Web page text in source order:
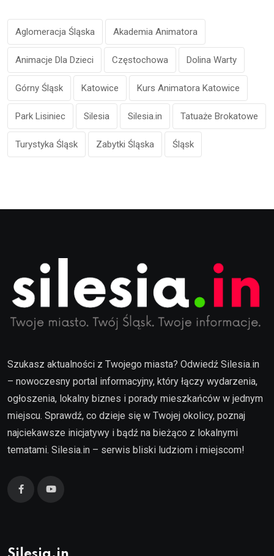
Aglomeracja Śląska Akademia Animatora
Animacje Dla Dzieci Częstochowa Dolina Warty
Górny Śląsk Katowice Kurs Animatora Katowice
Park Lisiniec Silesia Silesia.in Tatuaże Brokatowe
Turystyka Śląsk Zabytki Śląska Śląsk
Szukasz aktualności z Twojego miasta? Odwiedź Silesia.in
– nowoczesny portal informacyjny, który łączy wydarzenia,
ogłoszenia, lokalny biznes i porady mieszkańców w jednym
miejscu. Sprawdź, co dzieje się w Twojej okolicy, poznaj
najciekawsze inicjatywy i bądź na bieżąco z lokalnymi
tematami. Silesia.in – serwis bliski ludziom i miejscom!